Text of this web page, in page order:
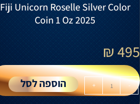
Fiji Unicorn Roselle Silver Color
Coin 1 Oz 2025
495
₪
-
+ הוספה לסל